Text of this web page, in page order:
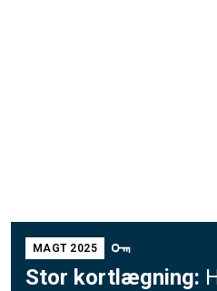
MAGT 2025
Stor kortlægning: